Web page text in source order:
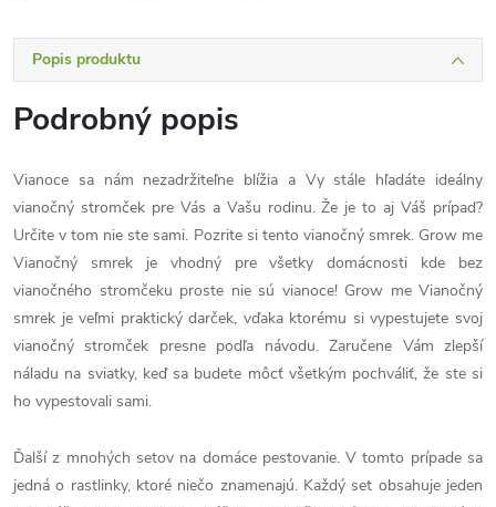
Popis produktu
Podrobný popis
Vianoce sa nám nezadržiteľne blížia a Vy stále hľadáte ideálny
vianočný stromček pre Vás a Vašu rodinu. Že je to aj Váš prípad?
Určite v tom nie ste sami. Pozrite si tento vianočný smrek. Grow me
Vianočný smrek je vhodný pre všetky domácnosti kde bez
vianočného stromčeku proste nie sú vianoce! Grow me Vianočný
smrek je veľmi praktický darček, vďaka ktorému si vypestujete svoj
vianočný stromček presne podľa návodu. Zaručene Vám zlepší
náladu na sviatky, keď sa budete môcť všetkým pochváliť, že ste si
ho vypestovali sami.
Ďalší z mnohých setov na domáce pestovanie. V tomto prípade sa
jedná o rastlinky, ktoré niečo znamenajú. Každý set obsahuje jeden